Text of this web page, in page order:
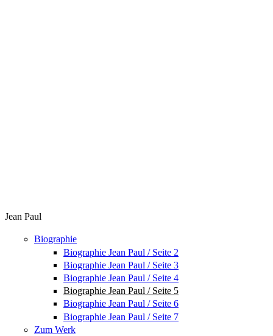
Jean Paul
Biographie
Biographie Jean Paul / Seite 2
Biographie Jean Paul / Seite 3
Biographie Jean Paul / Seite 4
Biographie Jean Paul / Seite 5
Biographie Jean Paul / Seite 6
Biographie Jean Paul / Seite 7
Zum Werk